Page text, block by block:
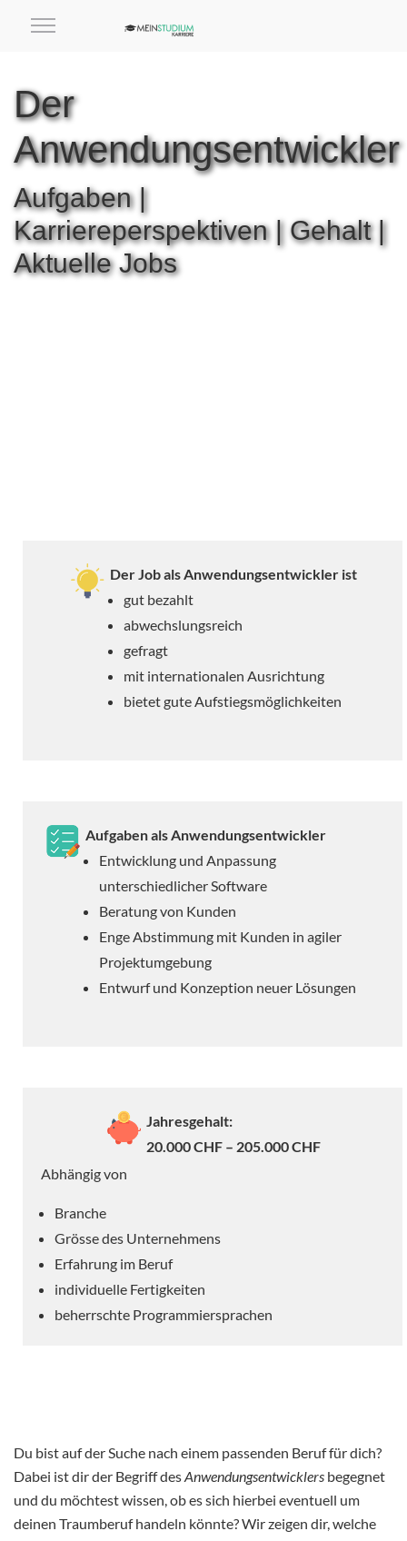
Der
Anwendungsentwickler
Aufgaben |
Karriereperspektiven | Gehalt |
Aktuelle Jobs
Der Job als Anwendungsentwickler ist
gut bezahlt
abwechslungsreich
gefragt
mit internationalen Ausrichtung
bietet gute Aufstiegsmöglichkeiten
Aufgaben als Anwendungsentwickler
Entwicklung und Anpassung
unterschiedlicher Software
Beratung von Kunden
Enge Abstimmung mit Kunden in agiler
Projektumgebung
Entwurf und Konzeption neuer Lösungen
Jahresgehalt:
20.000 CHF – 205.000 CHF
Abhängig von
Branche
Grösse des Unternehmens
Erfahrung im Beruf
individuelle Fertigkeiten
beherrschte Programmiersprachen
Du bist auf der Suche nach einem passenden Beruf für dich?
Dabei ist dir der Begriff desAnwendungsentwicklers begegnet
und du möchtest wissen, ob es sich hierbei eventuell um
deinen Traumberuf handeln könnte? Wir zeigen dir, welche